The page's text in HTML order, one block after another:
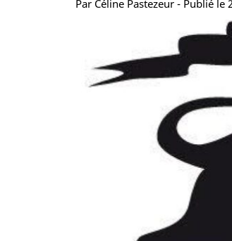
Par Céline Pastezeur - Publié le